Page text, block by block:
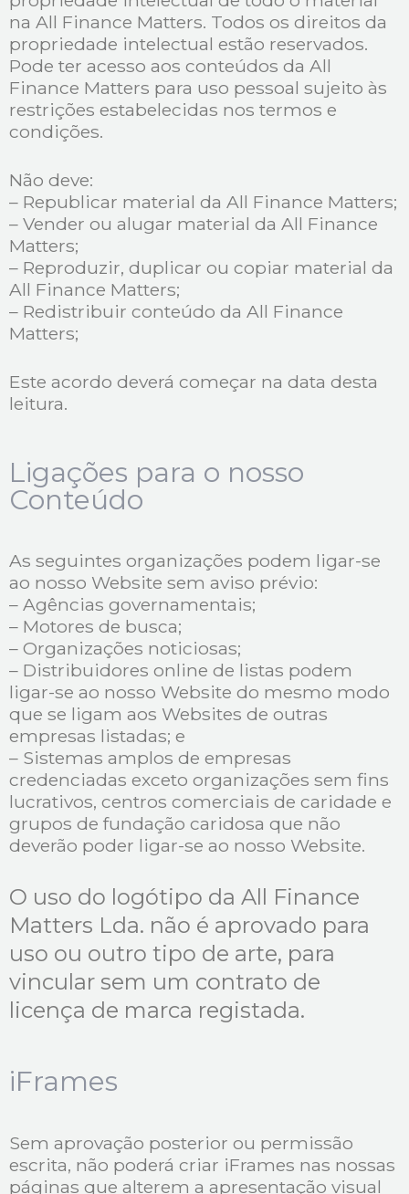
na All Finance Matters. Todos os direitos da
propriedade intelectual estão reservados.
Pode ter acesso aos conteúdos da All
Finance Matters para uso pessoal sujeito às
restrições estabelecidas nos termos e
condições.
Não deve:
– Republicar material da All Finance Matters;
– Vender ou alugar material da All Finance
Matters;
– Reproduzir, duplicar ou copiar material da
All Finance Matters;
– Redistribuir conteúdo da All Finance
Matters;
Este acordo deverá começar na data desta
leitura.
Ligações para o nosso
Conteúdo
As seguintes organizações podem ligar-se
ao nosso Website sem aviso prévio:
– Agências governamentais;
– Motores de busca;
– Organizações noticiosas;
– Distribuidores online de listas podem
ligar-se ao nosso Website do mesmo modo
que se ligam aos Websites de outras
empresas listadas; e
– Sistemas amplos de empresas
credenciadas exceto organizações sem fins
lucrativos, centros comerciais de caridade e
grupos de fundação caridosa que não
deverão poder ligar-se ao nosso Website.
O uso do logótipo da All Finance
Matters Lda. não é aprovado para
uso ou outro tipo de arte, para
vincular sem um contrato de
licença de marca registada.
iFrames
Sem aprovação posterior ou permissão
escrita, não poderá criar iFrames nas nossas
páginas que alterem a apresentação visual